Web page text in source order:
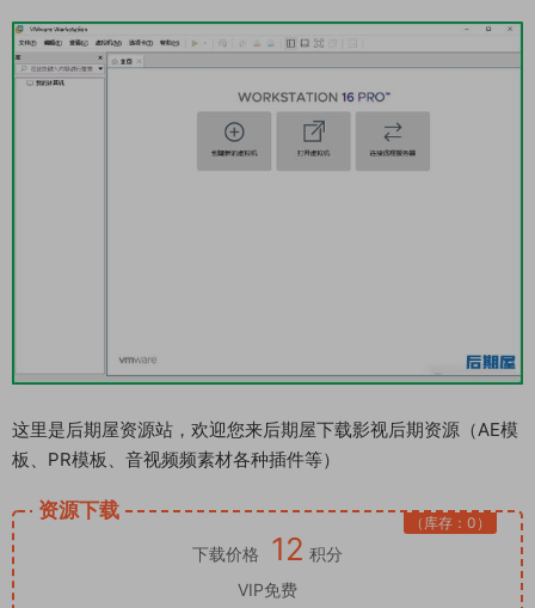
这里是后期屋资源站，欢迎您来后期屋下载影视后期资源（AE模
板、PR模板、音视频频素材各种插件等）
资源下载
下载价格 12 积分
（库存：0）
VIP免费